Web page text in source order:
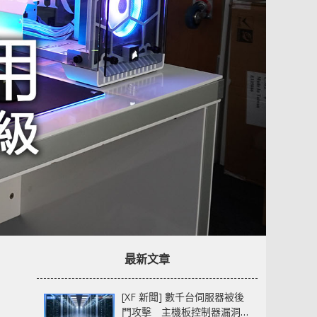
最新文章
[XF 新聞] 數千台伺服器被後
門攻擊 主機板控制器漏洞部